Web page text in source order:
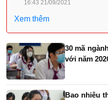
16:43 21/09/2021
Xem thêm
30 mã
với năm
Bao nhiêu